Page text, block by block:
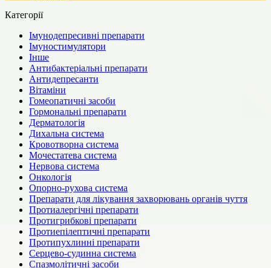
Категорії
Імунодепресивні препарати
Імуностимулятори
Інше
Антибактеріальні препарати
Антидепресанти
Вітаміни
Гомеопатичні засоби
Гормональні препарати
Дерматологія
Дихальна система
Кровотворна система
Мочестатева система
Нервова система
Онкологія
Опорно-рухова система
Препарати для лікування захворювань органів чуття
Протиалергічні препарати
Протигрибкові препарати
Протиепілептичні препарати
Протипухлинні препарати
Серцево-судинна система
Спазмолітичні засоби